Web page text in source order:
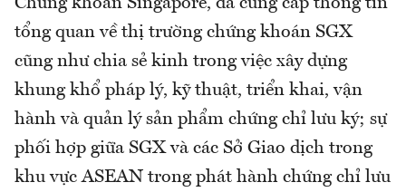
Chứng khoán Singapore, đã cung cấp thông tin
tổng quan về thị trường chứng khoán SGX
cũng như chia sẻ kinh trong việc xây dựng
khung khổ pháp lý, kỹ thuật, triển khai, vận
hành và quản lý sản phẩm chứng chỉ lưu ký; sự
phối hợp giữa SGX và các Sở Giao dịch trong
khu vực ASEAN trong phát hành chứng chỉ lưu